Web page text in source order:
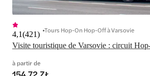
Visite touristique de Varsovie : circuit
4,1(421) Tours Hop-On Hop-Off à Varsovie
à partir de